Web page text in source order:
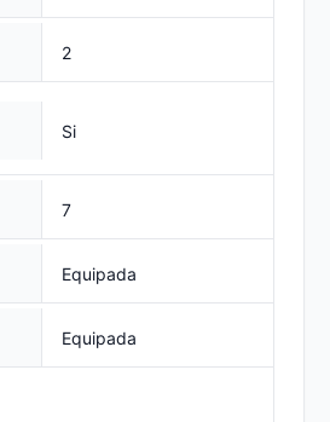
2
Si
7
Equipada
Equipada